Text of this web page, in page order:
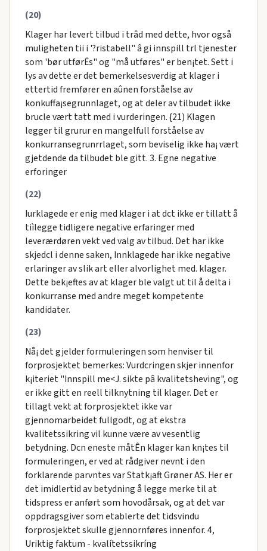
(20)
Klager har levert tilbud i trâd med dette, hvor også
muligheten tii i '?ristabell" â gi innspill trl tjenester
som 'bør utførËs" og "må utføres" er ben¡tet. Sett i
lys av dette er det bemerkelsesverdig at klager i
ettertid fremfører en aûnen forståelse av
konkuffa¡segrunnlaget, og at deler av tilbudet ikke
brucle vært tatt med i vurderingen. {21) Klagen
legger til grurur en mangelfull forståelse av
konkurransegrunrrlaget, som beviselig ikke ha¡ vært
gjetdende da tilbudet ble gitt. 3. Egne negative
erforinger
(22)
Iurklagede er enig med klager i at dct ikke er tillatt å
tiìlegge tidligere negative erfaringer med
leverærdøren vekt ved valg av tilbud. Det har ikke
skjedcl i denne saken, Innklagede har ikke negative
erlaringer av slik art eller alvorlighet med. klager.
Dette bek¡eftes av at klager ble valgt ut til å delta i
konkurranse med andre meget kompetente
kandidater.
(23)
Nå¡ det gjelder formuleringen som henviser til
forprosjektet bemerkes: Vurdcringen skjer innenfor
k¡iteriet "Innspill me<J. sikte pâ kvalitetsheving", og
er ikke gitt en reell tilknytning til klager. Det er
tillagt vekt at forprosjektet ikke var
gjennomarbeidet fullgodt, og at ekstra
kvalitetssikring vil kunne være av vesentlig
betydning. Dcn eneste måtÊn klager kan kn¡tes til
formuleringen, er ved at rådgiver nevnt i den
forklarende parvntes var Statk¡aft Grøner AS. Her er
det imidlertid av betydning å legge merke til at
tidspress er anført som hovodårsak, og at det var
oppdragsgiver som etablerte det tidsvindu
forprosjektet skulle gjennornføres innenfor. 4,
Uriktig faktum - kvalítetssikríng